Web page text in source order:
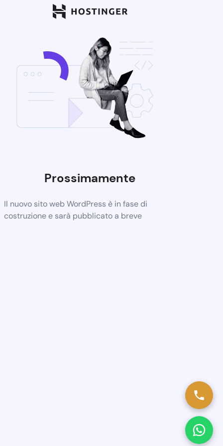
Prossimamente
Il nuovo sito web WordPress è in fase di
costruzione e sarà pubblicato a breve